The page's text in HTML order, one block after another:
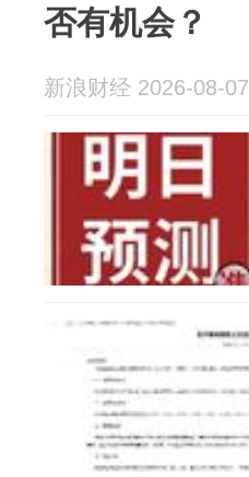
否有机会？
新浪财经 2026-08-07